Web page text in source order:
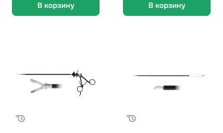
В корзину В корзину